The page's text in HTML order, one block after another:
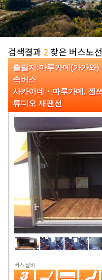
검색결과 2 찾은 버스노선
출발지:마루가메(가가
속버스
사카이데・마루가메, 젠
튜디오 재팬선
버스 설비